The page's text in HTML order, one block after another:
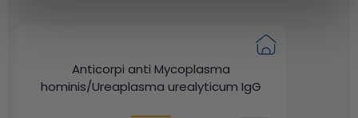
Anticorpi anti Mycoplasma
hominis/Ureaplasma urealyticum IgG